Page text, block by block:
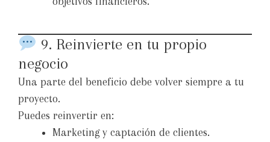
9. Reinvierte en tu propio
negocio
Una parte del beneficio debe volver siempre a tu
proyecto.
Puedes reinvertir en:
Marketing y captación de clientes.